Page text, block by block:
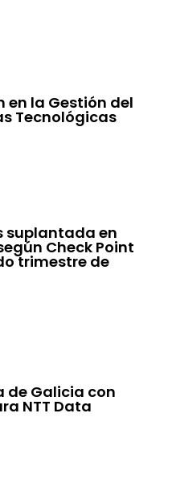
en la Gestión del
Tecnológicas
suplantada en
Check Point
trimestre de
de Galicia con
NTT Data